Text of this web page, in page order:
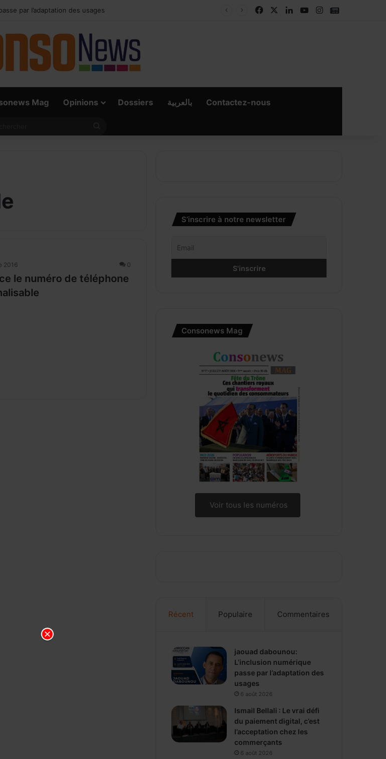
c’est l’acceptation chez les commerçants FacebookLinkedinYouTubeInstagram
Mag Opinions Dossiers بالعربية Contactez-nous
2016 0
le numéro de téléphone
S’inscrire à notre newsletter
Consonews Mag
Voir tous les numéros
Récent Populaire Commentaires
jaouad dabounou:
L’inclusion numérique
passe par l’adaptation des
usages
6 août 2026
Ismail Bellali : Le vrai défi
du paiement digital, c’est
l’acceptation chez les
commerçants
6 août 2026